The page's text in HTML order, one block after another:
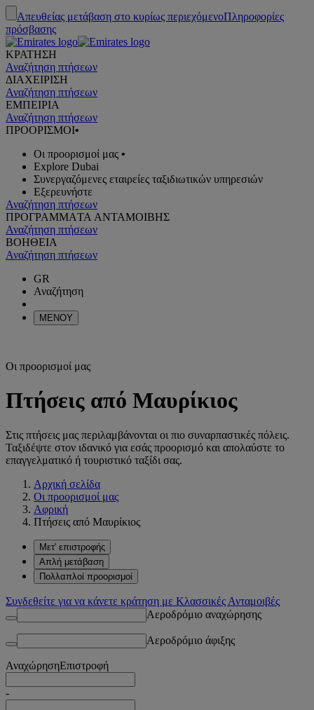
Απευθείας μετάβαση στο κυρίως περιεχόμενοΠληροφορίες
πρόσβασης
ΚΡΑΤΗΣΗ
Αναζήτηση πτήσεων
ΔΙΑΧΕΙΡΙΣΗ
Αναζήτηση πτήσεων
ΕΜΠΕΙΡΙΑ
Αναζήτηση πτήσεων
ΠΡΟΟΡΙΣΜΟΙ•
Οι προορισμοί μας •
Explore Dubai
Συνεργαζόμενες εταιρείες ταξιδιωτικών υπηρεσιών
Εξερευνήστε
Αναζήτηση πτήσεων
ΠΡΟΓΡΑΜΜΑTA ΑΝΤΑΜΟΙΒΗΣ
Αναζήτηση πτήσεων
ΒΟΗΘΕΙΑ
Αναζήτηση πτήσεων
GR
Αναζήτηση
ΜΕΝΟΥ
Οι προορισμοί μας
Πτήσεις από Μαυρίκιος
Στις πτήσεις μας περιλαμβάνονται οι πιο συναρπαστικές πόλεις.
Ταξιδέψτε στον ιδανικό για εσάς προορισμό και απολαύστε το
επαγγελματικό ή τουριστικό ταξίδι σας.
Αρχική σελίδα
Οι προορισμοί μας
Αφρική
Πτήσεις από Μαυρίκιος
Μετ' επιστροφής
Απλή μετάβαση
Πολλαπλοί προορισμοί
Συνδεθείτε για να κάνετε κράτηση με Κλασσικές Ανταμοιβές
Αεροδρόμιο αναχώρησης
Αεροδρόμιο άφιξης
ΑναχώρησηΕπιστροφή
-